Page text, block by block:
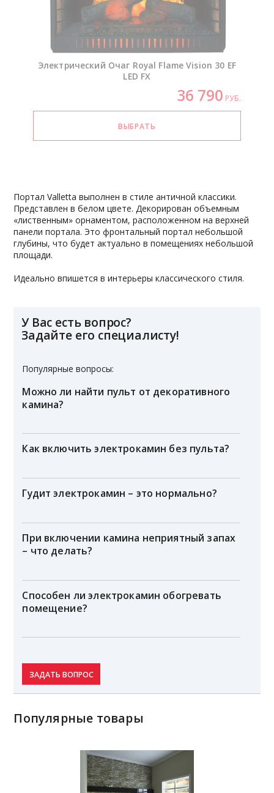
Электрический Очаг Royal Flame Vision 30 EF
LED FX
36 790 РУБ.
Портал Valletta выполнен в стиле античной классики.
Представлен в белом цвете. Декорирован объемным
«лиственным» орнаментом, расположенном на верхней
панели портала. Это фронтальный портал небольшой
глубины, что будет актуально в помещениях небольшой
площади.
Идеально впишется в интерьеры классического стиля.
У Вас есть вопрос?
Задайте его специалисту!
Популярные вопросы:
Можно ли найти пульт от декоративного
камина?
Как включить электрокамин без пульта?
Гудит электрокамин – это нормально?
При включении камина неприятный запах
– что делать?
Способен ли электрокамин обогревать
помещение?
ЗАДАТЬ ВОПРОС
Популярные товары